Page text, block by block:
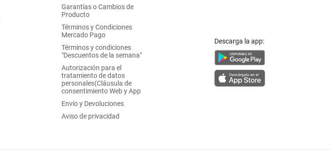
Garantías o Cambios de
Producto
Términos y Condiciones
Mercado Pago
Términos y condiciones
"Descuentos de la semana"
Autorización para el
tratamiento de datos
personales(Cláusula de
consentimiento Web y App
Envío y Devoluciones
Aviso de privacidad
Descarga la app: